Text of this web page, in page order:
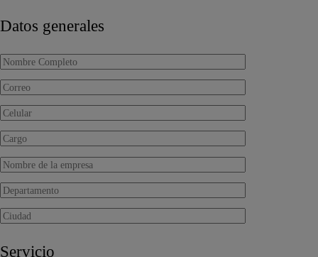
Datos generales
Servicio